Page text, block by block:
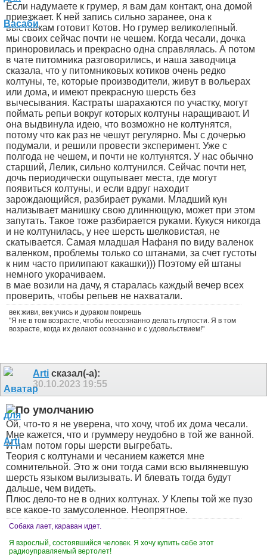
Если надумаете к грумер, я вам дам контакт, она домой
приезжает. К ней запись сильно заранее, она к
выставкам готовит Котов. Но грумер великолепный.
мы своих сейчас почти не чешем. Когда чесали, дочка
приноровилась и прекрасно одна справлялась. А потом
в чате питомника разговорились, и наша заводчица
сказала, что у питомниковых котиков очень редко
колтуны, те, которые производители, живут в вольерах
или дома, и имеют прекрасную шерсть без
вычесывания. Кастраты шарахаются по участку, могут
поймать репьи вокруг которых колтуны наращивают. И
она выдвинула идею, что возможно не колтунятся,
потому что как раз не чешут регулярно. Мы с дочерью
подумали, и решили провести эксперимент. Уже с
полгода не чешем, и почти не колтунятся. У нас обычно
старший, Лелик, сильно колтунился. Сейчас почти нет,
дочь периодически ощупывает места, где могут
появиться колтуны, и если вдруг находит
зарождающийся, разбирает руками. Младший кун
нализывает манишку свою длиннющую, может при этом
запутать. Такое тоже разбирается руками. Кукуся никогда
и не колтунилась, у нее шерсть шелковистая, не
скатывается. Самая младшая Нафаня по виду валенок
валенком, проблемы только со штанами, за счет густоты
к ним часто прилипают какашки))) Поэтому ей штаны
немного укорачиваем.
в мае возили на дачу, я старалась каждый вечер всех
проверить, чтобы репьев не нахватали.
век живи, век учись и дураком помрешь
"Я не в том возрасте, чтобы неосознанно делать глупости. Я в том
возрасте, когда их делают осознанно и с удовольствием!"
Arti сказал(-а):
30.10.2023 19:55
Ой, что-то я не уверена, что хочу, чтоб их дома чесали.
Мне кажется, что и груммеру неудобно в той же ванной.
И нам потом горы шерсти выгребать.
Теория с колтунами и чесанием кажется мне
сомнительной. Это ж они тогда сами всю выляневшую
шерсть языком вылизывать. И блевать тогда будут
дальше, чем видеть.
Плюс дело-то не в одних колтунах. У Клепы той же пузо
все какое-то замусоленное. Неопрятное.
Собака лает, караван идет.
Я взрослый, состоявшийся человек. Я хочу купить себе этот
радиоуправляемый вертолет!